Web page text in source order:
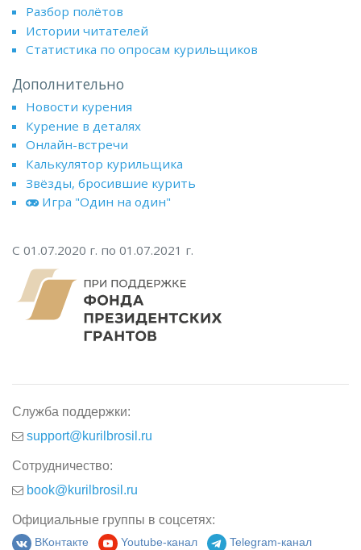
Разбор полётов
Истории читателей
Статистика по опросам курильщиков
Дополнительно
Новости курения
Курение в деталях
Онлайн-встречи
Калькулятор курильщика
Звёзды, бросившие курить
Игра "Один на один"
С 01.07.2020 г. по 01.07.2021 г.
Служба поддержки:
support@kurilbrosil.ru
Сотрудничество:
book@kurilbrosil.ru
Официальные группы в соцсетях:
ВКонтакте Youtube-канал Telegram-канал